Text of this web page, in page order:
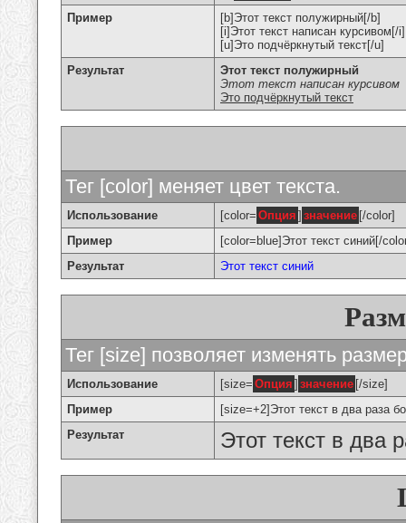
Пример
[b]Этот текст полужирный[/b]
[i]Этот текст написан курсивом[/i]
[u]Это подчёркнутый текст[/u]
Результат
Этот текст полужирный
Этот текст написан курсивом
Это подчёркнутый текст
Тег [color] меняет цвет текста.
Использование [color= Опция ] значение [/color]
Пример
[color=blue]Этот текст синий[/
Результат
Этот текст синий
Тег [size] позволяет изменять
Использование [size= Опция ] значение [/size]
Пример
[size=+2]Этот текст в два раза
Результат
Этот текст в два